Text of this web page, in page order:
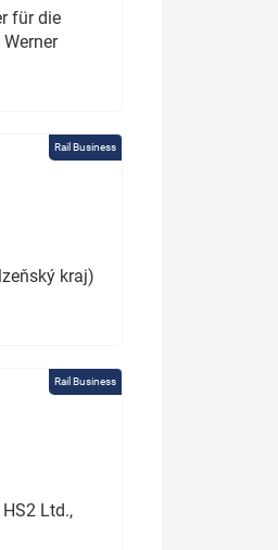
für die
Rail Business
kraj)
Rail Business
Ltd.,